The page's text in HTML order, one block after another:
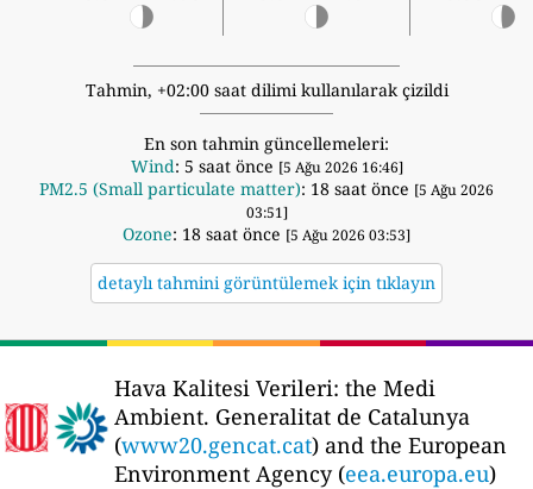
Tahmin, +02:00 saat dilimi kullanılarak çizildi
En son tahmin güncellemeleri:
Wind: 5 saat önce [5 Ağu 2026 16:46]
PM2.5 (Small particulate matter): 18 saat önce [5 Ağu 2026
03:51]
Ozone: 18 saat önce [5 Ağu 2026 03:53]
detaylı tahmini görüntülemek için tıklayın
Hava Kalitesi Verileri: the Medi
Ambient. Generalitat de Catalunya
(www20.gencat.cat) and the European
Environment Agency (eea.europa.eu)